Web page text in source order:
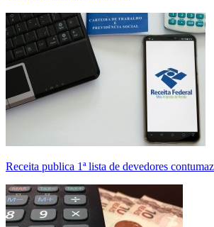
Receita publica 1ª lista de devedores